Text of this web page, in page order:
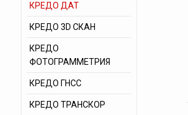
КРЕДО ДАТ
КРЕДО 3D СКАН
КРЕДО
ФОТОГРАММЕТРИЯ
КРЕДО ГНСС
КРЕДО ТРАНСКОР